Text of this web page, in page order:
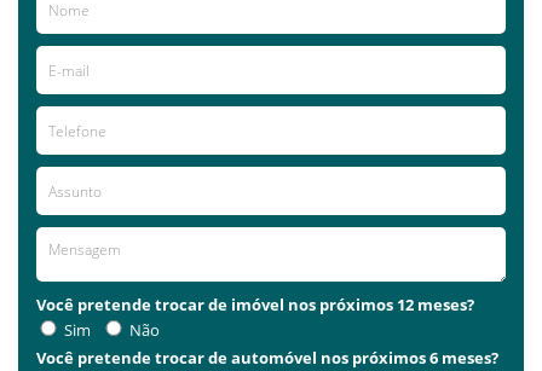
Você pretende trocar de imóvel nos próximos 12 meses?
Sim
Não
Você pretende trocar de automóvel nos próximos 6 meses?